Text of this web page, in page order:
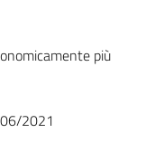
più
2021